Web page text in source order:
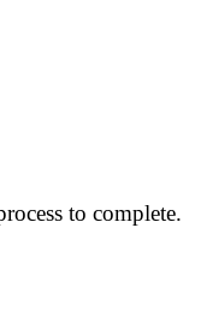
to complete.